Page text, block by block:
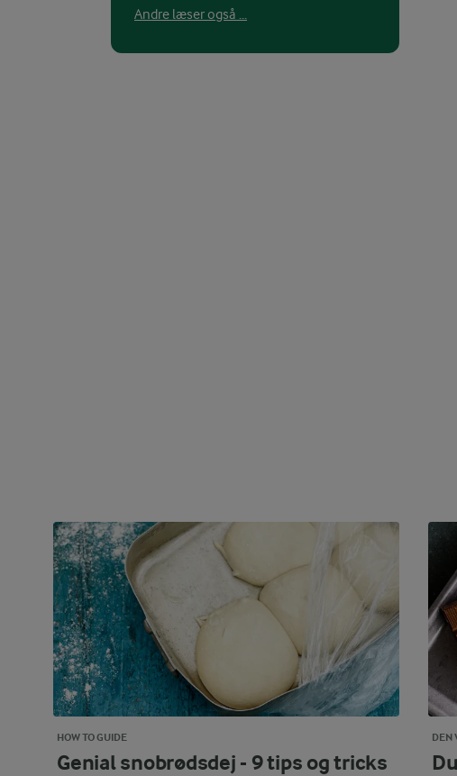
Andre læser også ...
HOW TO GUIDE
Genial snobrødsdej - 9 tips og tricks
DEN